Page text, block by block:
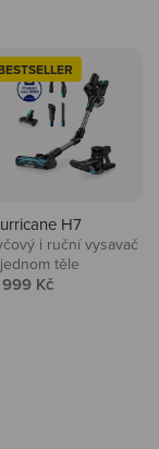
H7
i ruční vysavač
těle
cena
Kč
do kuchyně i